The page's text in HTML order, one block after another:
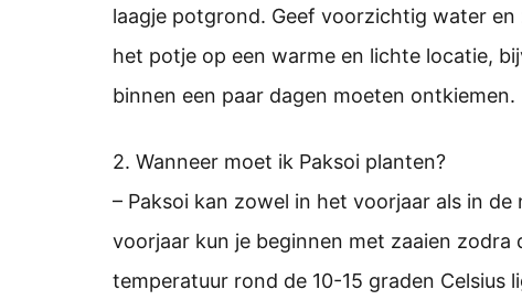
laagje potgrond. Geef voorzichtig water
het potje op een warme en lichte locatie,
binnen een paar dagen moeten ontkiemen.
2. Wanneer moet ik Paksoi planten?
– Paksoi kan zowel in het voorjaar als in
voorjaar kun je beginnen met zaaien
temperatuur rond de 10-15 graden